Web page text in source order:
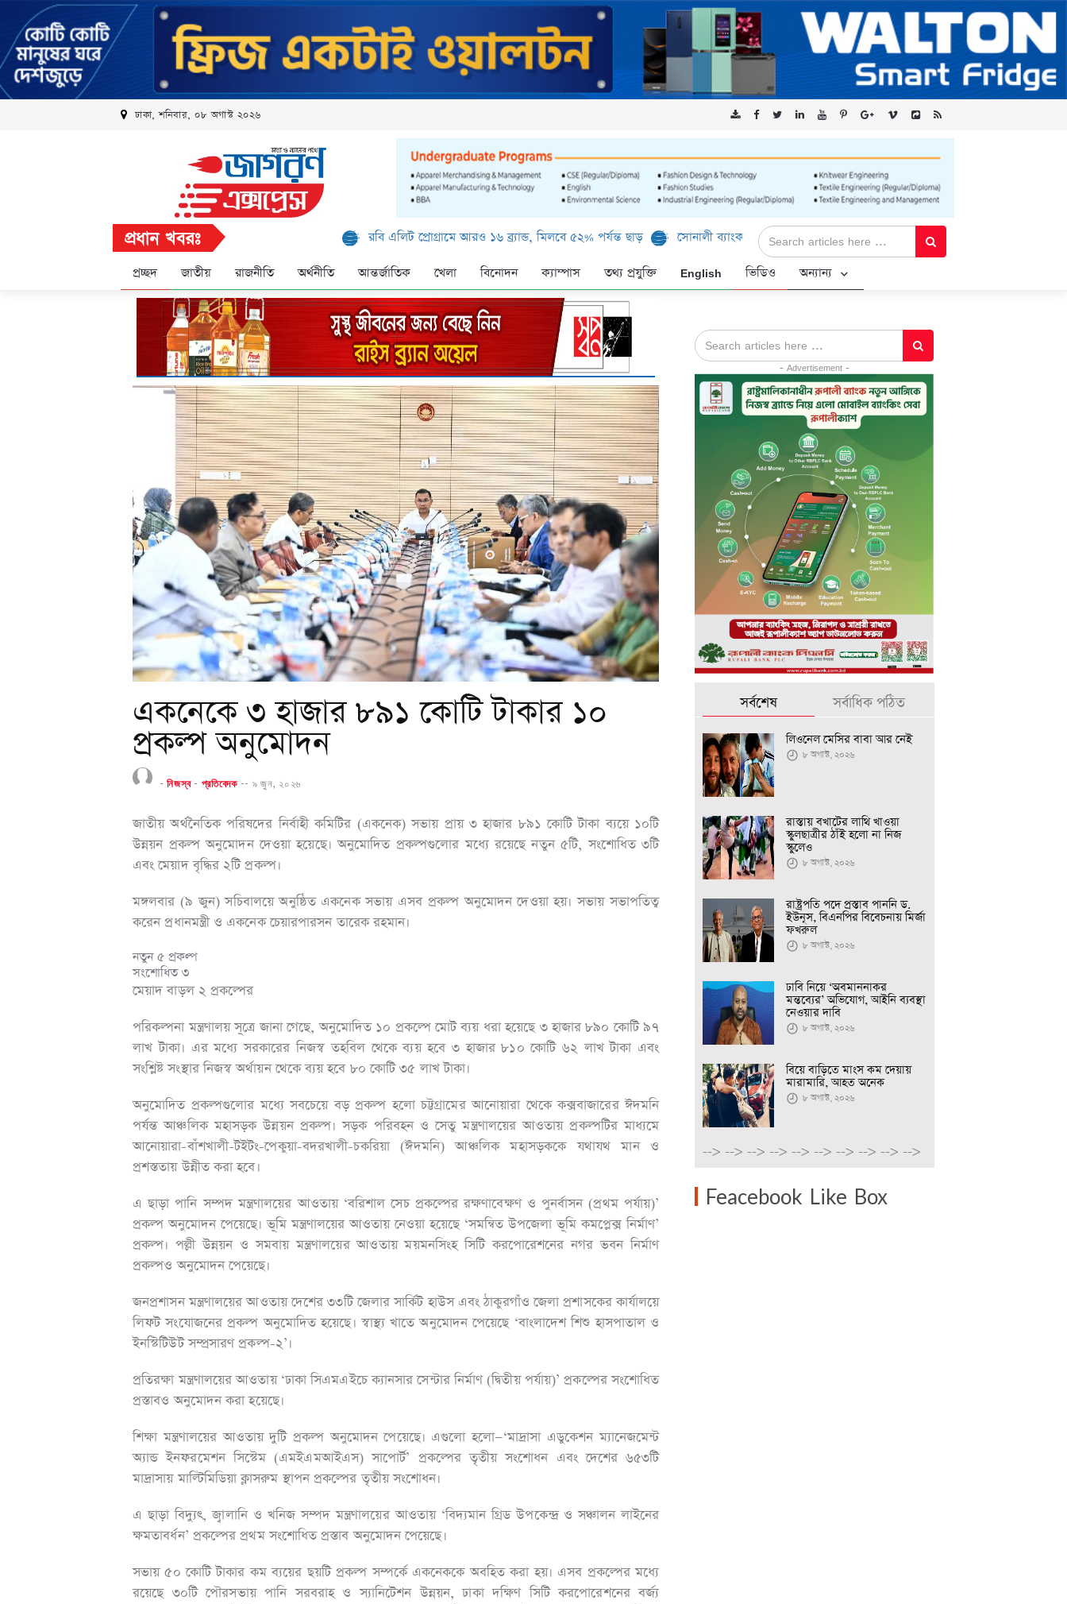
ঢাকা, শনিবার, ০৮ অগাস্ট ২০২৬
প্রধান খবরঃ রবি এলিট প্রোগ্রামে আরও ১৬ ব্র্যান্ড, মিলবে ৫২% পর্যন্ত ছাড় সোনালী ব্যাংক লিমিটেড-এর ‘কৃষক কার্ড’ কর্মসূচির জন্য সুরক্ষিত সংযোগ প্রদান করছে এক্সেনটেক
প্রচ্ছদ জাতীয় রাজনীতি অর্থনীতি আন্তর্জাতিক খেলা বিনোদন ক্যাম্পাস তথ্য প্রযুক্তি English ভিডিও অন্যান্য
একনেকে ৩ হাজার ৮৯১ কোটি টাকার ১০
প্রকল্প অনুমোদন
-নিজস্ব- প্রতিবেদক-- ৯ জুন, ২০২৬
জাতীয় অর্থনৈতিক পরিষদের নির্বাহী কমিটির (একনেক) সভায় প্রায় ৩ হাজার ৮৯১ কোটি টাকা ব্যয়ে ১০টি
উন্নয়ন প্রকল্প অনুমোদন দেওয়া হয়েছে। অনুমোদিত প্রকল্পগুলোর মধ্যে রয়েছে নতুন ৫টি, সংশোধিত ৩টি
এবং মেয়াদ বৃদ্ধির ২টি প্রকল্প।
মঙ্গলবার (৯ জুন) সচিবালয়ে অনুষ্ঠিত একনেক সভায় এসব প্রকল্প অনুমোদন দেওয়া হয়। সভায় সভাপতিত্ব
করেন প্রধানমন্ত্রী ও একনেক চেয়ারপারসন তারেক রহমান।
নতুন ৫ প্রকল্প
সংশোধিত ৩
মেয়াদ বাড়ল ২ প্রকল্পের
পরিকল্পনা মন্ত্রণালয় সূত্রে জানা গেছে, অনুমোদিত ১০ প্রকল্পে মোট ব্যয় ধরা হয়েছে ৩ হাজার ৮৯০ কোটি ৯৭
লাখ টাকা। এর মধ্যে সরকারের নিজস্ব তহবিল থেকে ব্যয় হবে ৩ হাজার ৮১০ কোটি ৬২ লাখ টাকা এবং
সংশ্লিষ্ট সংস্থার নিজস্ব অর্থায়ন থেকে ব্যয় হবে ৮০ কোটি ৩৫ লাখ টাকা।
অনুমোদিত প্রকল্পগুলোর মধ্যে সবচেয়ে বড় প্রকল্প হলো চট্টগ্রামের আনোয়ারা থেকে কক্সবাজারের ঈদমনি
পর্যন্ত আঞ্চলিক মহাসড়ক উন্নয়ন প্রকল্প। সড়ক পরিবহন ও সেতু মন্ত্রণালয়ের আওতায় প্রকল্পটির মাধ্যমে
আনোয়ারা-বাঁশখালী-টইটং-পেকুয়া-বদরখালী-চকরিয়া (ঈদমনি) আঞ্চলিক মহাসড়ককে যথাযথ মান ও
প্রশস্ততায় উন্নীত করা হবে।
এ ছাড়া পানি সম্পদ মন্ত্রণালয়ের আওতায় ‘বরিশাল সেচ প্রকল্পের রক্ষণাবেক্ষণ ও পুনর্বাসন (প্রথম পর্যায়)’
প্রকল্প অনুমোদন পেয়েছে। ভূমি মন্ত্রণালয়ের আওতায় নেওয়া হয়েছে ‘সমন্বিত উপজেলা ভূমি কমপ্লেক্স নির্মাণ’
প্রকল্প। পল্লী উন্নয়ন ও সমবায় মন্ত্রণালয়ের আওতায় ময়মনসিংহ সিটি করপোরেশনের নগর ভবন নির্মাণ
প্রকল্পও অনুমোদন পেয়েছে।
জনপ্রশাসন মন্ত্রণালয়ের আওতায় দেশের ৩৩টি জেলার সার্কিট হাউস এবং ঠাকুরগাঁও জেলা প্রশাসকের কার্যালয়ে
লিফট সংযোজনের প্রকল্প অনুমোদিত হয়েছে। স্বাস্থ্য খাতে অনুমোদন পেয়েছে ‘বাংলাদেশ শিশু হাসপাতাল ও
ইনস্টিটিউট সম্প্রসারণ প্রকল্প-২’।
প্রতিরক্ষা মন্ত্রণালয়ের আওতায় ‘ঢাকা সিএমএইচে ক্যানসার সেন্টার নির্মাণ (দ্বিতীয় পর্যায়)’ প্রকল্পের সংশোধিত
প্রস্তাবও অনুমোদন করা হয়েছে।
শিক্ষা মন্ত্রণালয়ের আওতায় দুটি প্রকল্প অনুমোদন পেয়েছে। এগুলো হলো—‘মাদ্রাসা এডুকেশন ম্যানেজমেন্ট
অ্যান্ড ইনফরমেশন সিস্টেম (এমইএমআইএস) সাপোর্ট’ প্রকল্পের তৃতীয় সংশোধন এবং দেশের ৬৫৩টি
মাদ্রাসায় মাল্টিমিডিয়া ক্লাসরুম স্থাপন প্রকল্পের তৃতীয় সংশোধন।
এ ছাড়া বিদ্যুৎ, জ্বালানি ও খনিজ সম্পদ মন্ত্রণালয়ের আওতায় ‘বিদ্যমান গ্রিড উপকেন্দ্র ও সঞ্চালন লাইনের
ক্ষমতাবর্ধন’ প্রকল্পের প্রথম সংশোধিত প্রস্তাব অনুমোদন পেয়েছে।
সভায় ৫০ কোটি টাকার কম ব্যয়ের ছয়টি প্রকল্প সম্পর্কে একনেককে অবহিত করা হয়। এসব প্রকল্পের মধ্যে
রয়েছে ৩০টি পৌরসভায় পানি সরবরাহ ও স্যানিটেশন উন্নয়ন, ঢাকা দক্ষিণ সিটি করপোরেশনের বর্জ্য
- Advertisement -
সর্বশেষ সর্বাধিক পঠিত
লিওনেল মেসির বাবা আর নেই
৮ অগাস্ট, ২০২৬
রাস্তায় বখাটের লাথি খাওয়া
স্কুলছাত্রীর ঠাঁই হলো না নিজ
স্কুলেও
৮ অগাস্ট, ২০২৬
রাষ্ট্রপতি পদে প্রস্তাব পাননি ড.
ইউনূস, বিএনপির বিবেচনায় মির্জা
ফখরুল
৮ অগাস্ট, ২০২৬
ঢাবি নিয়ে ‘অবমাননাকর
মন্তব্যের’ অভিযোগ, আইনি ব্যবস্থা
নেওয়ার দাবি
৮ অগাস্ট, ২০২৬
বিয়ে বাড়িতে মাংস কম দেয়ায়
মারামারি, আহত অনেক
৮ অগাস্ট, ২০২৬
--> --> --> --> --> --> --> --> --> -->
Feacebook Like Box